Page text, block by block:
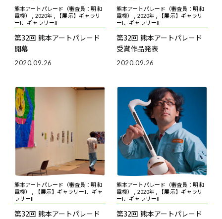
熊本アートパレード（審査員：明和
電機） , 2020年 , 【展示】ギャラリ
ーI、ギャラリーII
第32回 熊本アートパレード
開幕
2020.09.26
熊本アートパレード（審査員：明和
電機） , 2020年 , 【展示】ギャラリ
ーI、ギャラリーII
第32回 熊本アートパレード
受賞作品発表
2020.09.26
熊本アートパレード（審査員：明和
電機） , 【展示】ギャラリーI、ギャ
ラリーII
第32回 熊本アートパレード
熊本アートパレード（審査員：明和
電機） , 2020年 , 【展示】ギャラリ
ーI、ギャラリーII
第32回 熊本アートパレード